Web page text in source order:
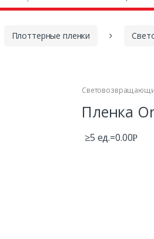
Плоттерные пленки
Пленка
≥5 ед.=0.00Р